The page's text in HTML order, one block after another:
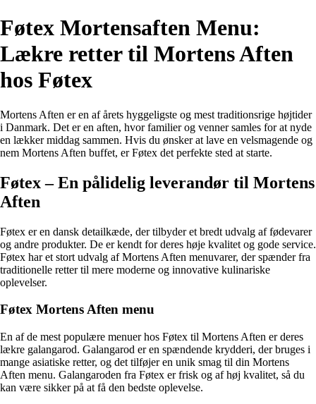
Føtex Mortensaften Menu:
Lækre retter til Mortens Aften
hos Føtex
Mortens Aften er en af årets hyggeligste og mest traditionsrige højtider
i Danmark. Det er en aften, hvor familier og venner samles for at nyde
en lækker middag sammen. Hvis du ønsker at lave en velsmagende og
nem Mortens Aften buffet, er Føtex det perfekte sted at starte.
Føtex – En pålidelig leverandør til Mortens
Aften
Føtex er en dansk detailkæde, der tilbyder et bredt udvalg af fødevarer
og andre produkter. De er kendt for deres høje kvalitet og gode service.
Føtex har et stort udvalg af Mortens Aften menuvarer, der spænder fra
traditionelle retter til mere moderne og innovative kulinariske
oplevelser.
Føtex Mortens Aften menu
En af de mest populære menuer hos Føtex til Mortens Aften er deres
lækre galangarod. Galangarod er en spændende krydderi, der bruges i
mange asiatiske retter, og det tilføjer en unik smag til din Mortens
Aften menu. Galangaroden fra Føtex er frisk og af høj kvalitet, så du
kan være sikker på at få den bedste oplevelse.